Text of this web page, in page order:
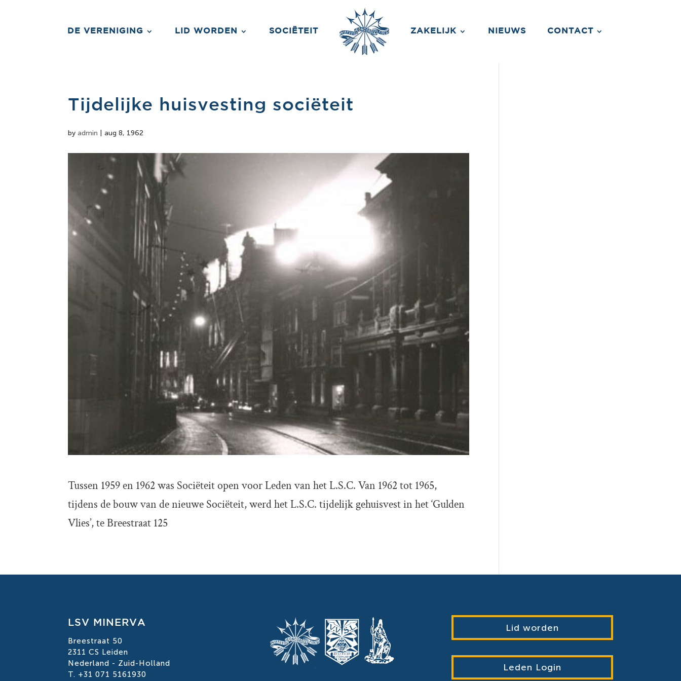
DE VERENIGING LID WORDEN SOCIËTEIT ZAKELIJK NIEUWS CONTACT
Tijdelijke huisvesting sociëteit
byadmin |aug 8, 1962
Tussen 1959 en 1962 was Sociëteit open voor Leden van het L.S.C. Van 1962 tot 1965,
tijdens de bouw van de nieuwe Sociëteit, werd het L.S.C. tijdelijk gehuisvest in het ‘Gulden
Vlies’, te Breestraat 125
LSV MINERVA
Breestraat 50
2311 CS Leiden
Nederland - Zuid-Holland
T. +31 071 5161930
Lid worden
Leden Login